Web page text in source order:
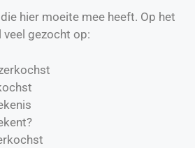
hier moeite mee heeft. Op het
gezocht op: